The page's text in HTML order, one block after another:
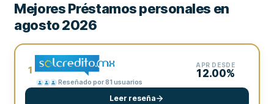
Mejores Préstamos personales en
agosto 2026
1
Reseñado por 81 usuarios
APR DESDE
12.00%
Leer reseña